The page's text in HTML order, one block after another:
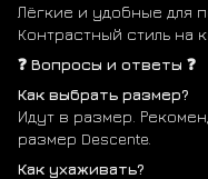
Лёгкие и удобные для
Контрастный стиль на
❓ Вопросы и ответы ❓
Как выбрать размер?
Идут в размер.
размер Descente.
Как ухаживать?